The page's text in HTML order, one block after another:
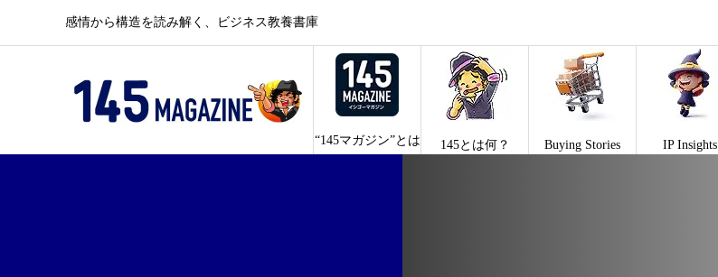
感情から構造を読み解く、ビジネス教養書庫
“145マガジン”とは 145とは何？ Buying Stories IP Insights